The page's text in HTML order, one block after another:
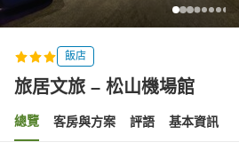
飯店
旅居文旅 – 松山機場館
總覽 客房與方案 評語 基本資訊